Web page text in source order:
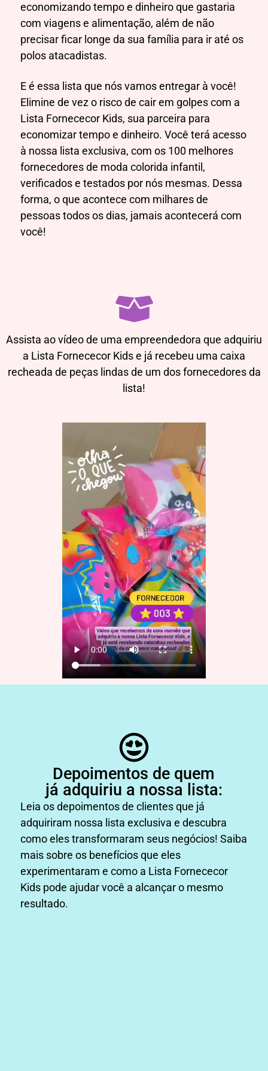
economizando tempo e dinheiro que gastaria
com viagens e alimentação, além de não
precisar ficar longe da sua família para ir até os
polos atacadistas.
E é essa lista que nós vamos entregar à você!
Elimine de vez o risco de cair em golpes com a
Lista Fornececor Kids, sua parceira para
economizar tempo e dinheiro. Você terá acesso
à nossa lista exclusiva, com os 100 melhores
fornecedores de moda colorida infantil,
verificados e testados por nós mesmas. Dessa
forma, o que acontece com milhares de
pessoas todos os dias, jamais acontecerá com
você!
Assista ao vídeo de uma empreendedora que adquiriu
a Lista Fornececor Kids e já recebeu uma caixa
recheada de peças lindas de um dos fornecedores da
lista!
Depoimentos de quem
já adquiriu a nossa lista:
Leia os depoimentos de clientes que já
adquiriram nossa lista exclusiva e descubra
como eles transformaram seus negócios! Saiba
mais sobre os benefícios que eles
experimentaram e como a Lista Fornececor
Kids pode ajudar você a alcançar o mesmo
resultado.